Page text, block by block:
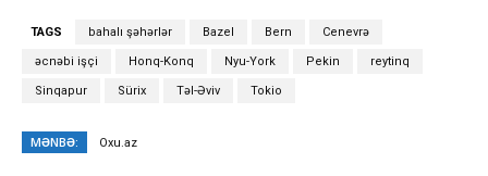
TAGS bahalı şəhərlər Bazel Bern Cenevrə
əcnəbi işçi Honq-Konq Nyu-York Pekin reytinq
Sinqapur Sürix Təl-Əviv Tokio
MƏNBƏ: Oxu.az